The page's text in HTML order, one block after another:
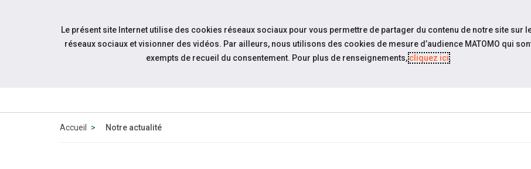
Aller au contenu
QUI
ESPACE
Accueil Notre actualité
Le présent site Internet utilise des cookies réseaux sociaux pour vous permettre de partager du contenu de notre site sur
réseaux sociaux et visionner des vidéos. Par ailleurs, nous utilisons des cookies de mesure d’audience MATOMO qui
exempts de recueil du consentement. Pour plus de renseignements,cliquez ici.